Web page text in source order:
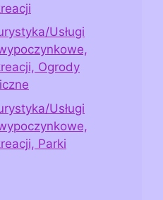
Usługi
Ogrody
Usługi
Parki